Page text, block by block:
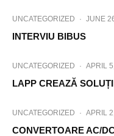
UNCATEGORIZED · JUNE
INTERVIU BIBUS
UNCATEGORIZED · APRIL
LAPP CREAZĂ
UNCATEGORIZED · APRIL
CONVERTOARE AC/